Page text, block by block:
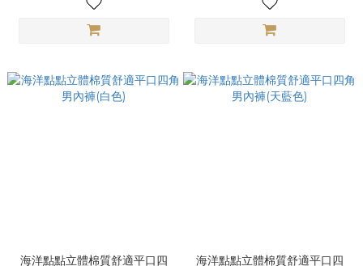
海洋點點立體棉質舒適平口四
海洋點點立體棉質舒適平口四